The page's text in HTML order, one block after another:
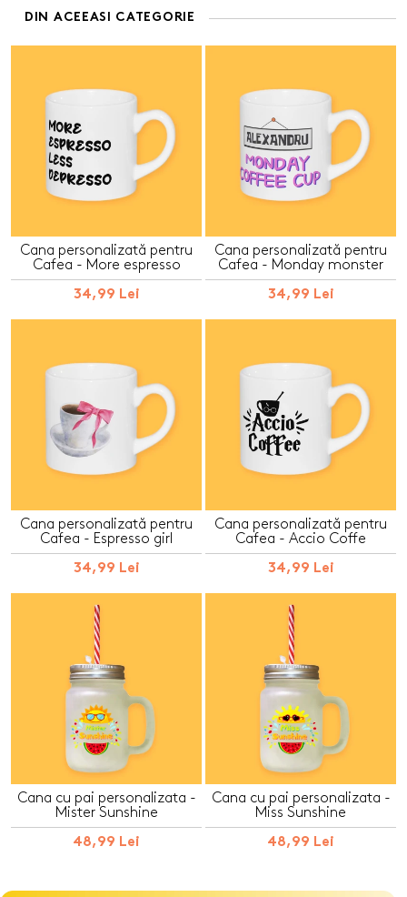
DIN ACEEASI CATEGORIE
Cana personalizată pentru
Cafea - More espresso
34,99 Lei
Cana personalizată pentru
Cafea - Monday monster
34,99 Lei
Cana personalizată pentru
Cafea - Espresso girl
34,99 Lei
Cana personalizată pentru
Cafea - Accio Coffe
34,99 Lei
Cana cu pai personalizata -
Mister Sunshine
48,99 Lei
Cana cu pai personalizata -
Miss Sunshine
48,99 Lei